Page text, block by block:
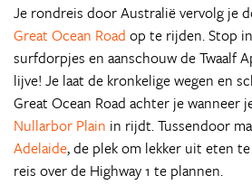
Je rondreis door Australië vervolg je
Great Ocean Road op te rijden. Stop
surfdorpjes en aanschouw de Twaalf
lijve! Je laat de kronkelige wegen en
Great Ocean Road achter je wanneer
Nullarbor Plain in rijdt. Tussendoor
Adelaide, de plek om lekker uit eten
reis over de Highway 1 te plannen.